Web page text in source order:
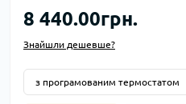
8 440.00грн.
Знайшли дешевше?
з програмованим термостатом